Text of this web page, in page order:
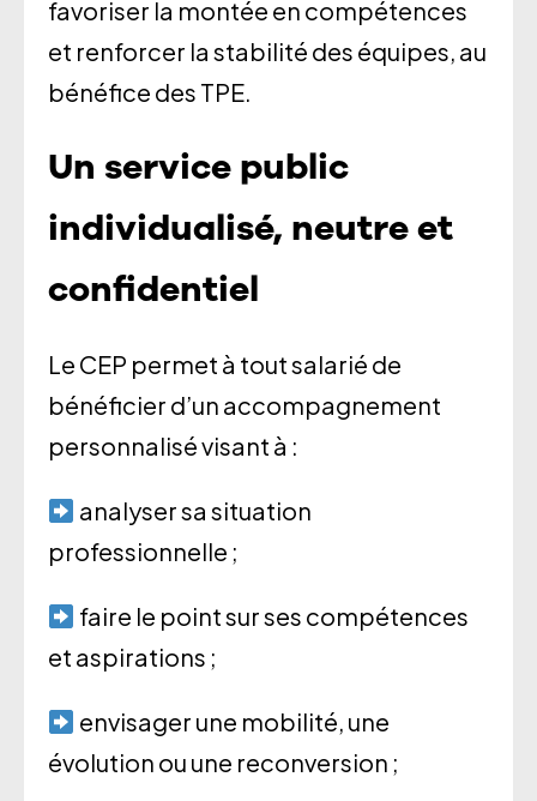
favoriser la montée en compétences
et renforcer la stabilité des équipes, au
bénéfice des TPE.
Un service public
individualisé, neutre et
confidentiel
Le CEP permet à tout salarié de
bénéficier d’un accompagnement
personnalisé visant à :
analyser sa situation
professionnelle ;
faire le point sur ses compétences
et aspirations ;
envisager une mobilité, une
évolution ou une reconversion ;